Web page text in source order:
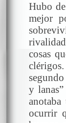
Hubo
mejor
cosas
y
ocurrir